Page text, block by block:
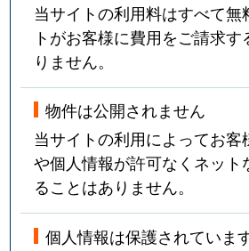
当サイトの利用料はすべて無
トがお客様に費用をご請求
りません。
物件は公開されません
当サイトの利用によってお客
や個人情報が許可なくネット
ることはありません。
個人情報は保護されていま